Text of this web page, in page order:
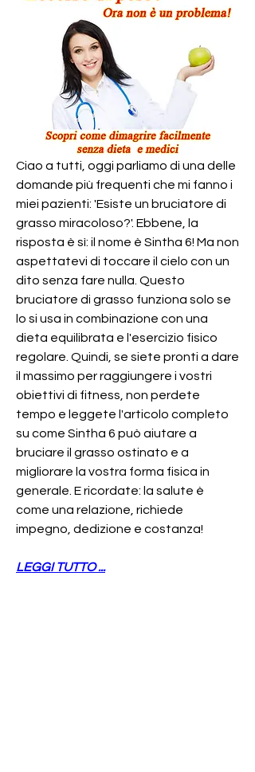
Ciao a tutti, oggi parliamo di una delle
domande più frequenti che mi fanno i
miei pazienti: 'Esiste un bruciatore di
grasso miracoloso?'. Ebbene, la
risposta è sì: il nome è Sintha 6! Ma non
aspettatevi di toccare il cielo con un
dito senza fare nulla. Questo
bruciatore di grasso funziona solo se
lo si usa in combinazione con una
dieta equilibrata e l'esercizio fisico
regolare. Quindi, se siete pronti a dare
il massimo per raggiungere i vostri
obiettivi di fitness, non perdete
tempo e leggete l'articolo completo
su come Sintha 6 può aiutare a
bruciare il grasso ostinato e a
migliorare la vostra forma fisica in
generale. E ricordate: la salute è
come una relazione, richiede
impegno, dedizione e costanza!
LEGGI TUTTO ...